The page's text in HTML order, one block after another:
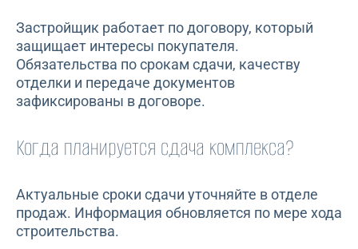
Застройщик работает по договору, который
защищает интересы покупателя.
Обязательства по срокам сдачи, качеству
отделки и передаче документов
зафиксированы в договоре.
Когда планируется сдача комплекса?
Актуальные сроки сдачи уточняйте в отделе
продаж. Информация обновляется по мере хода
строительства.